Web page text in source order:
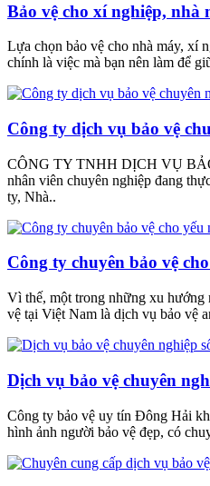
Bảo vệ cho xí nghiệp, nhà
Lựa chọn bảo vệ cho nhà máy, xí
chính là việc mà bạn nên làm để
Công ty dịch vụ bảo vệ
CÔNG TY TNHH DỊCH VỤ
nhân viên chuyên nghiệp đang
ty, Nhà..
Công ty chuyên bảo vệ
Vì thế, một trong những xu hướng
vệ tại Việt Nam là dịch vụ bảo vệ
Dịch vụ bảo vệ chuyên
Công ty bảo vệ uy tín Đông Hải
hình ảnh người bảo vệ đẹp, có